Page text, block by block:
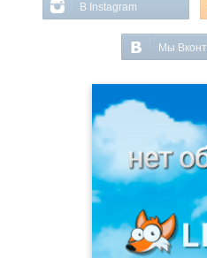
В Instagram
Мы